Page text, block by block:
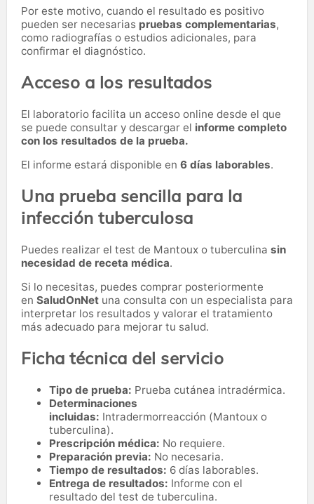
Por este motivo, cuando el resultado es positivo
pueden ser necesarias pruebas complementarias,
como radiografías o estudios adicionales, para
confirmar el diagnóstico.
Acceso a los resultados
El laboratorio facilita un acceso online desde el que
se puede consultar y descargar el informe completo
con los resultados de la prueba.
El informe estará disponible en 6 días laborables.
Una prueba sencilla para la
infección tuberculosa
Puedes realizar el test de Mantoux o tuberculina sin
necesidad de receta médica.
Si lo necesitas, puedes comprar posteriormente
en SaludOnNet una consulta con un especialista para
interpretar los resultados y valorar el tratamiento
más adecuado para mejorar tu salud.
Ficha técnica del servicio
Tipo de prueba: Prueba cutánea intradérmica.
Determinaciones
incluidas: Intradermorreacción (Mantoux o
tuberculina).
Prescripción médica: No requiere.
Preparación previa: No necesaria.
Tiempo de resultados: 6 días laborables.
Entrega de resultados: Informe con el
resultado del test de tuberculina.